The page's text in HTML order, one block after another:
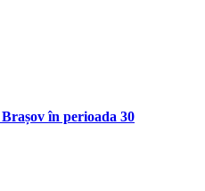
în perioada 30